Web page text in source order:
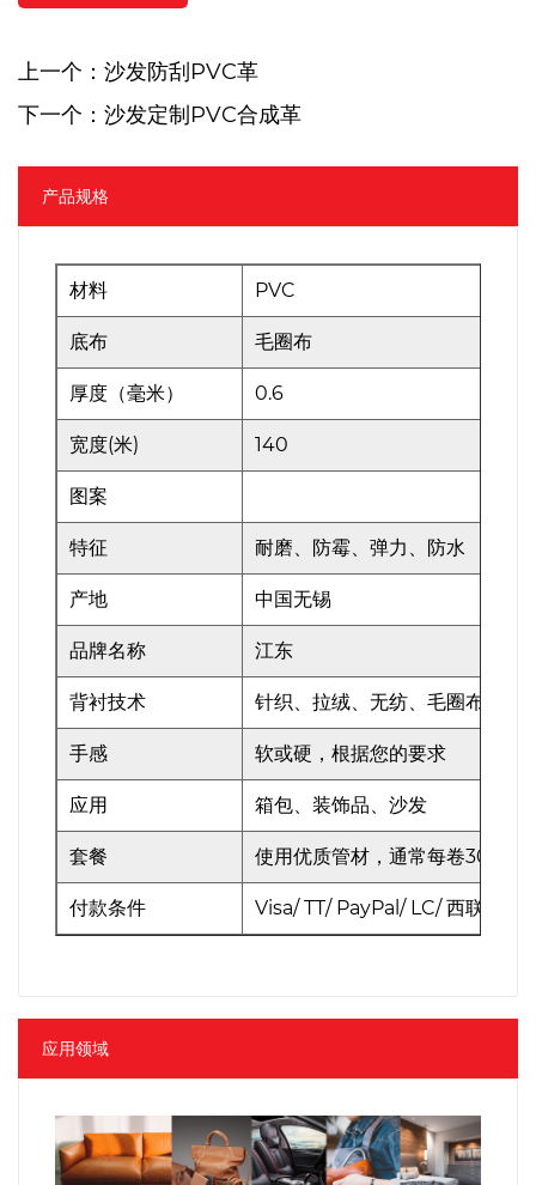
上一个：沙发防刮PVC革
下一个：沙发定制PVC合成革
产品规格
材料 PVC
底布 毛圈布
厚度（毫米） 0.6
宽度(米) 140
图案
特征 耐磨、防霉、弹力、防水
产地 中国无锡
品牌名称 江东
背衬技术 针织、拉绒、无纺、毛圈布
手感 软或硬，根据您的要求
应用 箱包、装饰品、沙发
套餐 使用优质管材，通常每卷30m，
付款条件 Visa/ TT/ PayPal/ LC/ 西联汇款
应用领域